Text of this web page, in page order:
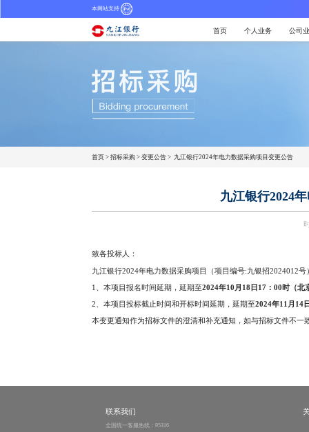
本网站支持
首页 个人业务 公司
首页 > 招标采购 > 变更公告 > 九江银行2024年电力数据采购项目变更公告
九江银行2024
致各投标人：
九江银行2024年电力数据采购项目（项目编号:九银招2024012
1、本项目报名时间延期，延期至2024年10 月18日 17 ： 00时（北
2、本项目投标截止时间和开标时间延期，延期至2024年11 月14
本变更通知作为招标文件的澄清和补充通知，如与招标文件不一
联系我们
全国统一客服热线：95316